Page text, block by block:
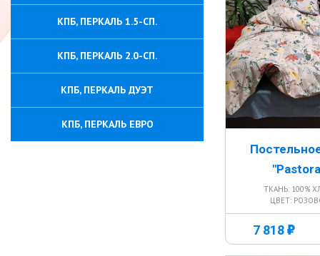
КПБ, ПЕРКАЛЬ 1.5-СП.
КПБ, ПЕРКАЛЬ 2.0-СП.
КПБ, ПЕРКАЛЬ ДУЭТ
КПБ, ПЕРКАЛЬ ЕВРО
ТКАНЬ: 100%
ЦВЕТ:
7 818г